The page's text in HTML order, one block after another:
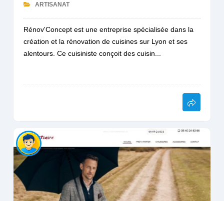
ARTISANAT
Rénov'Concept est une entreprise spécialisée dans la
création et la rénovation de cuisines sur Lyon et ses
alentours. Ce cuisiniste conçoit des cuisin...